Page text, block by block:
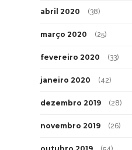
abril 2020 (38)
março 2020 (25)
fevereiro 2020 (33)
janeiro 2020 (42)
dezembro 2019 (28)
novembro 2019 (26)
outubro 2019